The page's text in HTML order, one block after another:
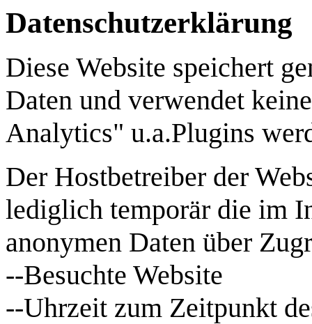
Datenschutzerklärung
Diese Website speichert
Daten und verwendet
Analytics" u.a.Plugins
Der Hostbetreiber der
lediglich temporär die im
anonymen Daten über
--Besuchte Website
--Uhrzeit zum Zeitpunkt